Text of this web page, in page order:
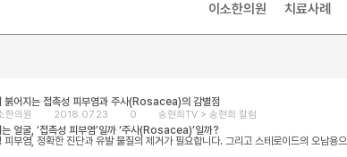
이소한의원 치료사례
붉어지는 접촉성 피부염과 주사(Rosacea)의 감별점
한의원 2018.07.23 0 송현희TV > 송현희 칼럼
얼굴, ‘접촉성 피부염’일까 ‘주사(Rosacea)’일까?
피부염, 정확한 진단과 유발 물질의 제거가 필요합니다. 그리고 스테로이드의 오남